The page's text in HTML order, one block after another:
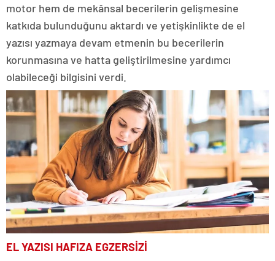
motor hem de mekânsal becerilerin gelişmesine
katkıda bulunduğunu aktardı ve yetişkinlikte de el
yazısı yazmaya devam etmenin bu becerilerin
korunmasına ve hatta geliştirilmesine yardımcı
olabileceği bilgisini verdi.
EL YAZISI HAFIZA EGZERSİZİ